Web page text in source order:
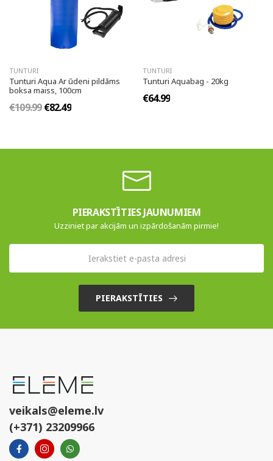
TUNTURI
Tunturi Aqua Ar ūdeni pildāms
boksa maiss, 100cm
€109.99€82.49
TUNTURI
Tunturi Aquabag - 20kg
€64.99
PIERAKSTĪTIES JAUNUMIEM
Uzziniet par akcijām un izpārdošanām pirmie!
PIERAKSTĪTIES
veikals@eleme.lv
(+371) 23209966